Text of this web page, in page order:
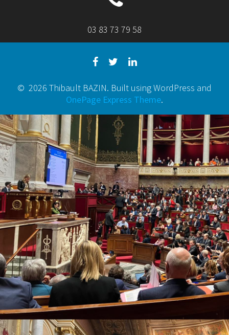
03 83 73 79 58
© 2026 Thibault BAZIN. Built using WordPress and
OnePage Express Theme.